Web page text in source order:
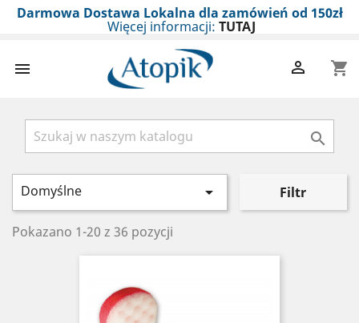
Darmowa Dostawa Lokalna dla zamówień od 150zł
Więcej informacji: TUTAJ
  shopping_cart

Domyślne  Filtr
Pokazano 1-20 z 36 pozycji